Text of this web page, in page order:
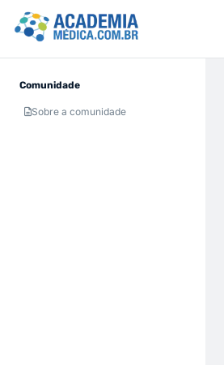
Comunidade
Sobre a comunidade